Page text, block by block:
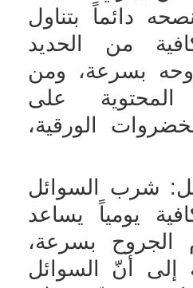
دائماً بتناول
من الحديد
بسرعة، ومن
المحتوية على
الورقية،
شرب السوائل
يومياً يساعد
الجروح بسرعة،
إلى أنّ السوائل